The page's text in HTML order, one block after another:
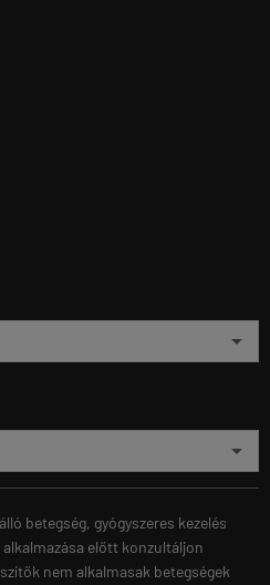
betegség, gyógyszeres kezelés
előtt konzultáljon
nem alkalmasak betegségek